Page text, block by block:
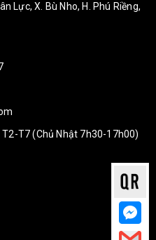
Lực, X. Bù Nho, H. Phú Riềng,
T7 (Chủ Nhật 7h30-17h00)